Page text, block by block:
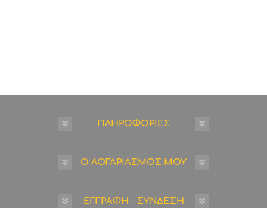
ΠΛΗΡΟΦΟΡΙΕΣ
Ο ΛΟΓΑΡΙΑΣΜΟΣ ΜΟΥ
ΕΓΓΡΑΦΗ - ΣΥΝΔΕΣΗ